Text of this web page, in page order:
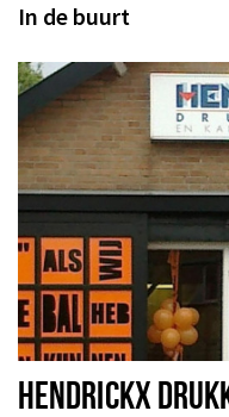
In de buurt
HENDRICKX